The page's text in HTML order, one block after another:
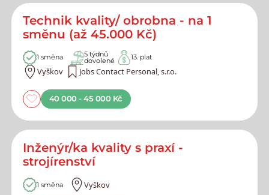
Nejnovější nabídky práce
Technik kvality/ obrobna - na 1
směnu (až 45.000 Kč)
1 směna 5 týdnů
dovolené 13. plat
Vyškov Jobs Contact Personal, s.r.o.
40 000 - 45 000 Kč
Inženýr/ka kvality s praxí -
strojírenství
1 směna Vyškov